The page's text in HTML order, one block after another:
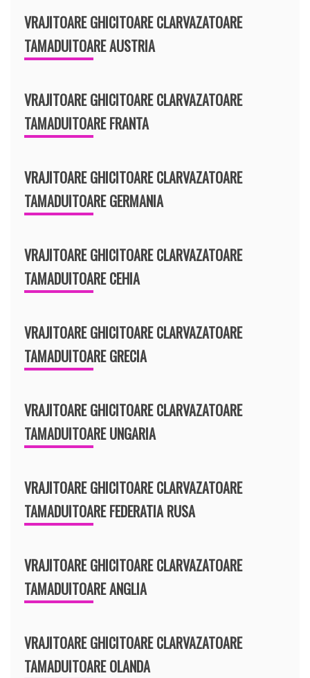
VRAJITOARE GHICITOARE CLARVAZATOARE
TAMADUITOARE AUSTRIA
VRAJITOARE GHICITOARE CLARVAZATOARE
TAMADUITOARE FRANTA
VRAJITOARE GHICITOARE CLARVAZATOARE
TAMADUITOARE GERMANIA
VRAJITOARE GHICITOARE CLARVAZATOARE
TAMADUITOARE CEHIA
VRAJITOARE GHICITOARE CLARVAZATOARE
TAMADUITOARE GRECIA
VRAJITOARE GHICITOARE CLARVAZATOARE
TAMADUITOARE UNGARIA
VRAJITOARE GHICITOARE CLARVAZATOARE
TAMADUITOARE FEDERATIA RUSA
VRAJITOARE GHICITOARE CLARVAZATOARE
TAMADUITOARE ANGLIA
VRAJITOARE GHICITOARE CLARVAZATOARE
TAMADUITOARE OLANDA